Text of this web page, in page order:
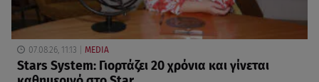
07.08.26, 11:13 MEDIA
Stars System: Γιορτάζει 20 χρόνια και γίνεται